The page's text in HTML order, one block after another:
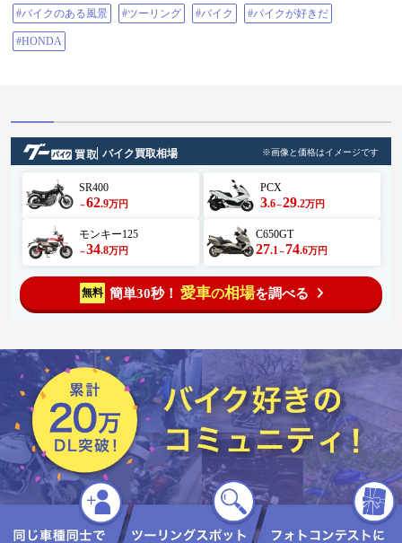
注意#なにがなんだか#ポッケ
#YAMAHA#キャンプ場#ハイキン
グ#登山#病院暇#カールは口中でへ
ばりつく#まめちゃんはカリカリ#
#バイクのある風景 #ツーリング #バイク #バイクが好きだ
#HONDA
バイク買取相場 ※画像と価格はイメージです
SR400
～62.9万円
PCX
3.6～29.2万円
モンキー125
～34.8万円
C650GT
27.1 ～ 74.6万円
無料 簡単30秒！ 愛車の相場を調べる